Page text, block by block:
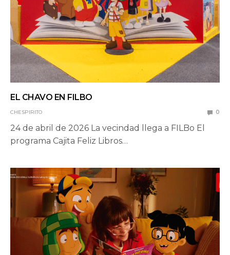
EL CHAVO EN FILBO
CHESPIRITO 0
24 de abril de 2026 La vecindad llega a FILBo El
programa Cajita Feliz Libros…